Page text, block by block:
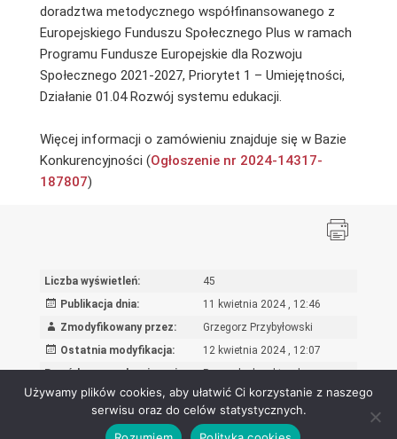
doradztwa metodycznego współfinansowanego z
Europejskiego Funduszu Społecznego Plus w ramach
Programu Fundusze Europejskie dla Rozwoju
Społecznego 2021-2027, Priorytet 1 – Umiejętności,
Działanie 01.04 Rozwój systemu edukacji.
Więcej informacji o zamówieniu znajduje się w Bazie
Konkurencyjności (Ogłoszenie nr 2024-14317-
187807)
Liczba wyświetleń:
45
Publikacja dnia:
11 kwietnia 2024 , 12:46
Zmodyfikowany przez:
Grzegorz Przybyłowski
Ostatnia modyfikacja:
12 kwietnia 2024 , 12:07
Powód wprowadzenia zmian:
Poprawka korektorska
Używamy plików cookies, aby ułatwić Ci korzystanie z naszego
serwisu oraz do celów statystycznych.